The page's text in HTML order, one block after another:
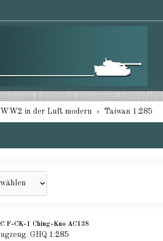
in der Luft modern Taiwan 1:285
F-CK-1 Ching-Kuo AC138
GHQ 1:285